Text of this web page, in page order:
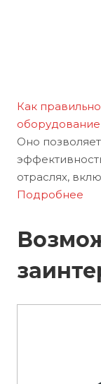
Как
оборудование
Оно
отраслях,
Подробнее